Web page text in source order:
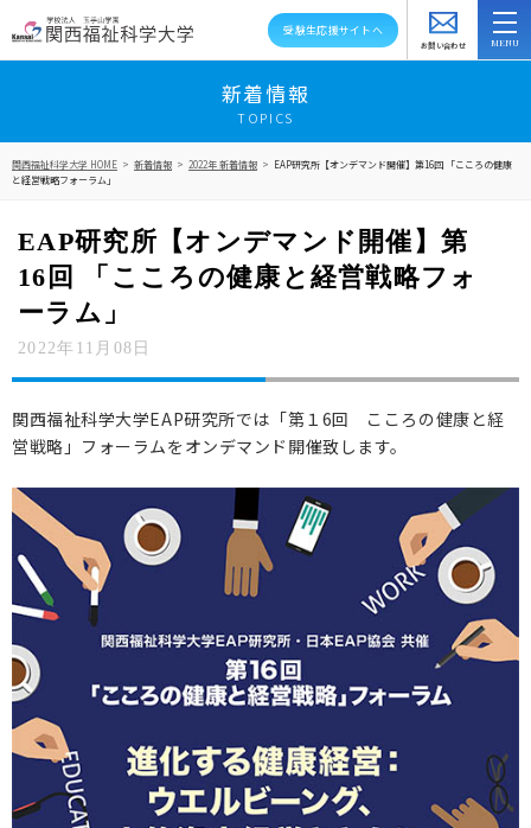
受験生応援サイトへ
お問い合わせ
アクセス
学部・学科・大学院
教員紹介
キャンパスライフ
資格就職キャリア
高大連携・地域連携
在学生の方へ
保護者の方へ
卒業生の方へ
企業の方へ
地域・一般の方へ
新着情報
TOPICS
関西福祉科学大学 HOME > 新着情報 > 2022年 新着情報 > EAP研究所【オンデマンド開催】第16回 「こころの健康
と経営戦略フォーラム」
EAP研究所【オンデマンド開催】第
16回 「こころの健康と経営戦略フォ
ーラム」
2022年11月08日
関西福祉科学大学EAP研究所では「第１6回 こころの健康と経
営戦略」フォーラムをオンデマンド開催致します。